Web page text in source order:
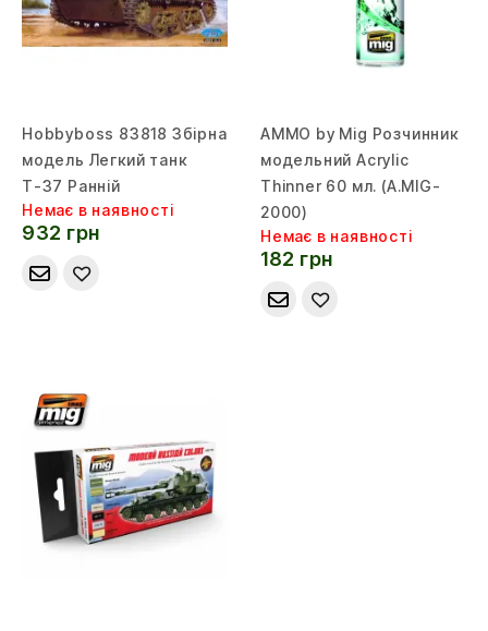
Hobbyboss 83818 Збірна
модель Легкий танк
Т-37 Ранній
Немає в наявності
932 грн
AMMO by Mig Розчинник
модельний Acrylic
Thinner 60 мл. (A.MIG-
2000)
Немає в наявності
182 грн